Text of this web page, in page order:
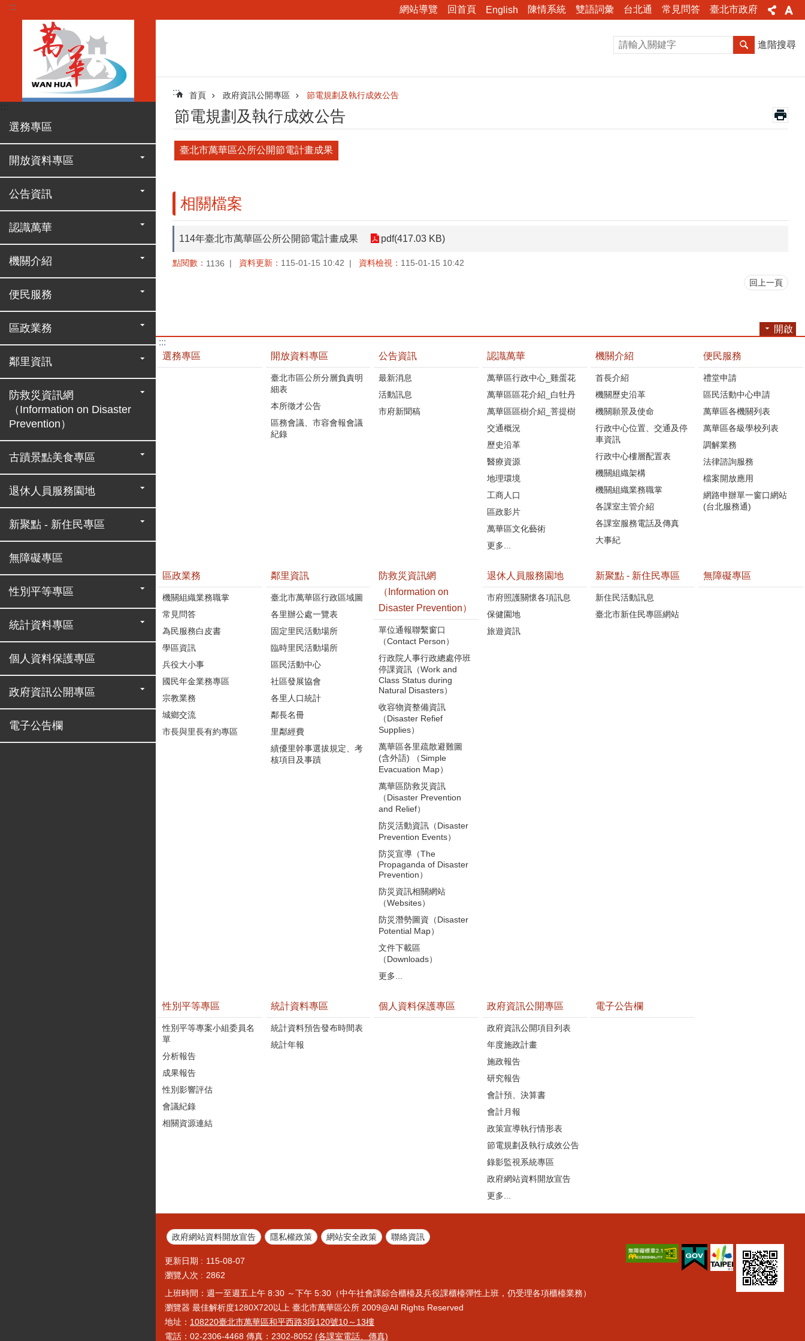
跳到主要內容區塊
::: 網站導覽 回首頁 English 陳情系統 雙語詞彙 台北通 常見問答 臺北市政府
選務專區
開放資料專區
公告資訊
認識萬華
機關介紹
便民服務
區政業務
鄰里資訊
防救災資訊網
（Information on Disaster
Prevention）
古蹟景點美食專區
退休人員服務園地
新聚點 - 新住民專區
無障礙專區
性別平等專區
統計資料專區
個人資料保護專區
政府資訊公開專區
電子公告欄
進階搜尋
::: 首頁 政府資訊公開專區 節電規劃及執行成效公告
節電規劃及執行成效公告
臺北市萬華區公所公開節電計畫成果
相關檔案
114年臺北市萬華區公所公開節電計畫成果 pdf(417.03 KB)
點閱數： 1136 資料更新： 115-01-15 10:42 資料檢視： 115-01-15 10:42
回上一頁
開啟
:::
選務專區
開放資料專區
臺北市區公所分層負責明
細表
本所徵才公告
區務會議、市容會報會議
紀錄
公告資訊
最新消息
活動訊息
市府新聞稿
認識萬華
萬華區行政中心_雞蛋花
萬華區區花介紹_白牡丹
萬華區區樹介紹_菩提樹
交通概況
歷史沿革
醫療資源
地理環境
工商人口
區政影片
萬華區文化藝術
更多...
機關介紹
首長介紹
機關歷史沿革
機關願景及使命
行政中心位置、交通及停
車資訊
行政中心樓層配置表
機關組織架構
機關組織業務職掌
各課室主管介紹
各課室服務電話及傳真
大事紀
便民服務
禮堂申請
區民活動中心申請
萬華區各機關列表
萬華區各級學校列表
調解業務
法律諮詢服務
檔案開放應用
網路申辦單一窗口網站
(台北服務通)
區政業務
機關組織業務職掌
常見問答
為民服務白皮書
學區資訊
兵役大小事
國民年金業務專區
宗教業務
城鄉交流
市長與里長有約專區
鄰里資訊
臺北市萬華區行政區域圖
各里辦公處一覽表
固定里民活動場所
臨時里民活動場所
區民活動中心
社區發展協會
各里人口統計
鄰長名冊
里鄰經費
績優里幹事選拔規定、考
核項目及事蹟
防救災資訊網
（Information on
Disaster Prevention）
單位通報聯繫窗口
（Contact Person）
行政院人事行政總處停班
停課資訊（Work and
Class Status during
Natural Disasters）
收容物資整備資訊
（Disaster Refief
Supplies）
萬華區各里疏散避難圖
(含外語) （Simple
Evacuation Map）
萬華區防救災資訊
（Disaster Prevention
and Relief）
防災活動資訊（Disaster
Prevention Events）
防災宣導（The
Propaganda of Disaster
Prevention）
防災資訊相關網站
（Websites）
防災潛勢圖資（Disaster
Potential Map）
文件下載區
（Downloads）
更多...
退休人員服務園地
市府照護關懷各項訊息
保健園地
旅遊資訊
新聚點 - 新住民專區
新住民活動訊息
臺北市新住民專區網站
無障礙專區
性別平等專區
性別平等專案小組委員名
單
分析報告
成果報告
性別影響評估
會議紀錄
相關資源連結
統計資料專區
統計資料預告發布時間表
統計年報
個人資料保護專區 政府資訊公開專區
政府資訊公開項目列表
年度施政計畫
施政報告
研究報告
會計預、決算書
會計月報
政策宣導執行情形表
節電規劃及執行成效公告
錄影監視系統專區
政府網站資料開放宣告
更多...
電子公告欄
政府網站資料開放宣告 隱私權政策 網站安全政策 聯絡資訊
更新日期
115-08-07
瀏覽人次
2862
上班時間：週一至週五上午 8:30 ～下午 5:30（中午社會課綜合櫃檯及兵役課櫃檯彈性上班，仍受理各項櫃檯業務）
瀏覽器 最佳解析度1280X720以上 臺北市萬華區公所 2009@All Rights Reserved
地址： 108220臺北市萬華區和平西路3段120號10～13樓
電話：02-2306-4468 傳真：2302-8052 (各課室電話、傳真)